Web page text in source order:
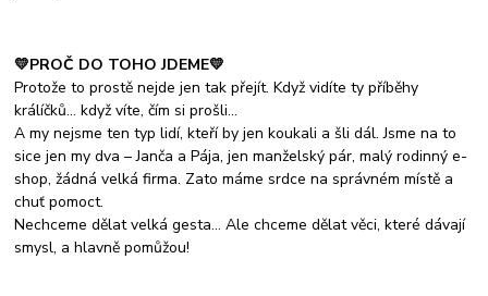
💛PROČ DO TOHO JDEME💛
Protože to prostě nejde jen tak přejít. Když vidíte ty příběhy
králíčků… když víte, čím si prošli…
A my nejsme ten typ lidí, kteří by jen koukali a šli dál. Jsme na to
sice jen my dva – Janča a Pája, jen manželský pár, malý rodinný e-
shop, žádná velká firma. Zato máme srdce na správném místě a
chuť pomoct.
Nechceme dělat velká gesta... Ale chceme dělat věci, které dávají
smysl, a hlavně pomůžou!